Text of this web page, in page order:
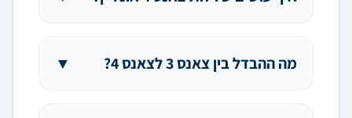
מה ההבדל בין צאנס 3 לצאנס 4? ▼